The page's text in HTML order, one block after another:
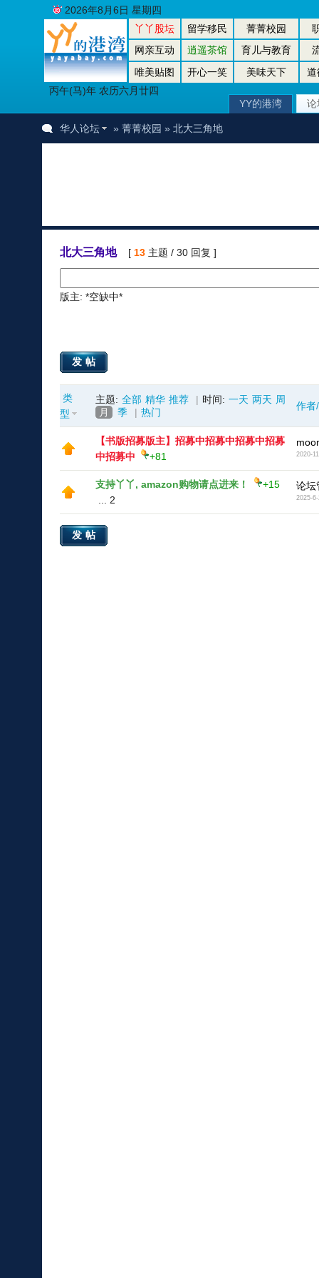
丫丫股坛 留学移民 菁菁校园
网亲互动
逍遥茶馆 育儿与教育
唯美贴图
开心一笑 美味天下
道
丙午(马)年 农历六月廿四
2026年8月6日 星期四
YY的港湾 论
华人论坛 » 菁菁校园 » 北大三角地
北大三角地 [ 13主题 / 30 回复 ]
版主: *空缺中*
发帖
类
型
主题: 全部 精华 推荐 | 时间: 一天 两天 周
月
季 | 热门
作者
【书版招募版主】招募中招募中招募中招募
中招募中
+81 2020-
支持丫丫, amazon购物请点进来！
+15
2
论坛
2025-6-
发帖